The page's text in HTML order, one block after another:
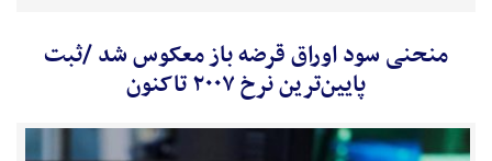
منحنی سود اوراق قرضه باز معکوس شد /ثبت
پایین‌ترین نرخ ۲۰۰۷ تاکنون